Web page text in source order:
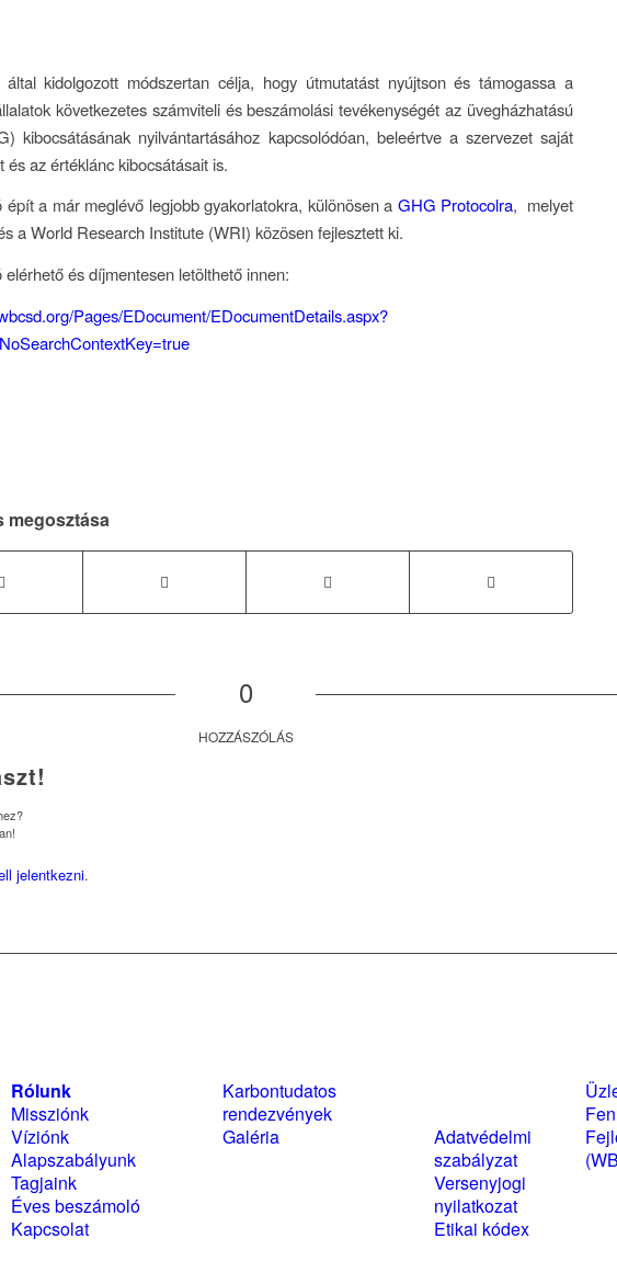
kidolgozott módszertan célja, hogy útmutatást nyújtson és támogassa a
következetes számviteli és beszámolási tevékenységét az üvegházhatású
kibocsátásának nyilvántartásához kapcsolódóan, beleértve a szervezet saját
és az értéklánc kibocsátásait is.
épít a már meglévő legjobb gyakorlatokra, különösen a GHG Protocolra, melyet
a World Research Institute (WRI) közösen fejlesztett ki.
elérhető és díjmentesen letölthető innen:
Pages/EDocument/EDocumentDetails.aspx?
megosztása
0
HOZZÁSZÓLÁS
jelentkezni.
Rólunk
Missziónk
Víziónk
Alapszabályunk
Tagjaink
Éves beszámoló
Kapcsolat
Karbontudatos
rendezvények
Galéria
Adatvédelmi
szabályzat
Versenyjogi
nyilatkozat
Etikai kódex